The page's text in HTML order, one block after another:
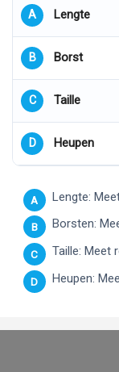
A Lengte
B Borst
C Taille
D Heupen
A Lengte:
B Borsten:
C Taille: Meet
D Heupen: